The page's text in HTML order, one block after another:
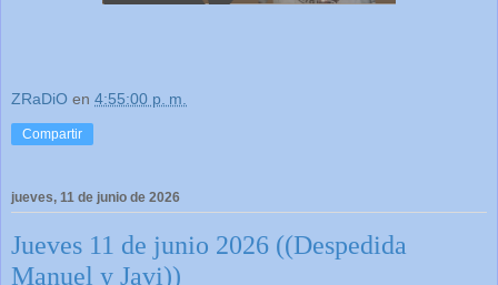
ZRaDiO en 4:55:00 p. m.
Compartir
jueves, 11 de junio de 2026
Jueves 11 de junio 2026 ((Despedida
Manuel y Javi))